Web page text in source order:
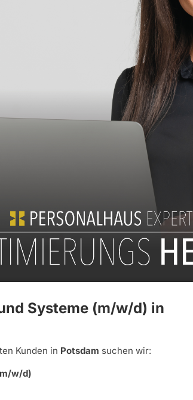
Systeme (m/w/d) in
Kunden in Potsdam suchen wir:
w/d)